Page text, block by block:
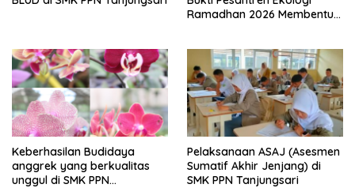
Ramadhan 2026 Membentuk
SMK PPN Tanjungsari
Keberhasilan Budidaya
anggrek yang berkualitas
unggul di SMK PPN
Pelaksanaan ASAJ (Asesmen
Sumatif Akhir Jenjang) di
SMK PPN Tanjungsari